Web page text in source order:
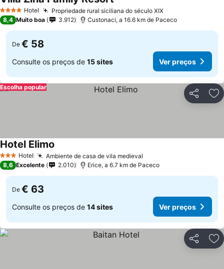
4 EstrelasHotel Propriedade rural siciliana do século XIX
8,4 Muito boa 3.912 Custonaci, a 16.6 km de Paceco
De € 58
Consulte os preços de 15 sites Ver preços
Partilhar
Escolha popular
3 EstrelasHotel Ambiente de casa de vila medieval
Hotel Elimo
8,6 Excelente 2.010 Erice, a 6.7 km de Paceco
De € 63
Consulte os preços de 14 sites Ver preços
Partilhar